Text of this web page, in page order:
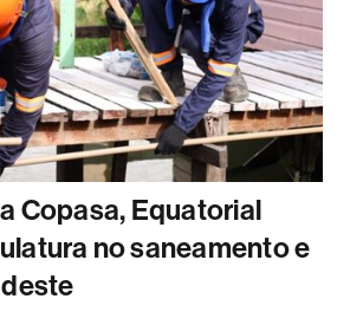
Copasa, Equatorial
no saneamento e